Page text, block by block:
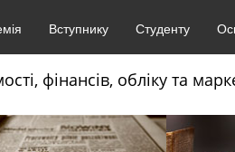
Вступнику Студенту
фінансів, обліку та